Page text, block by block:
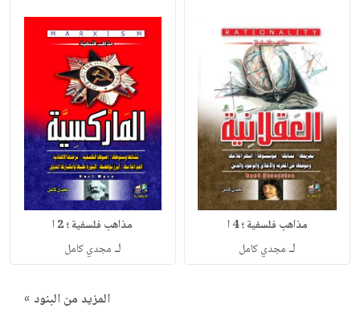
مذاهب فلسفية ؛ 4 ا
لـ مجدي كامل
مذاهب فلسفية ؛ 2 ا
لـ مجدي كامل
المزيد من البنود »